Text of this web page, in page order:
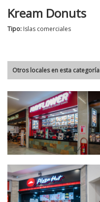
Kream Donuts
Tipo: Islas comerciales
Otros locales en esta categoría